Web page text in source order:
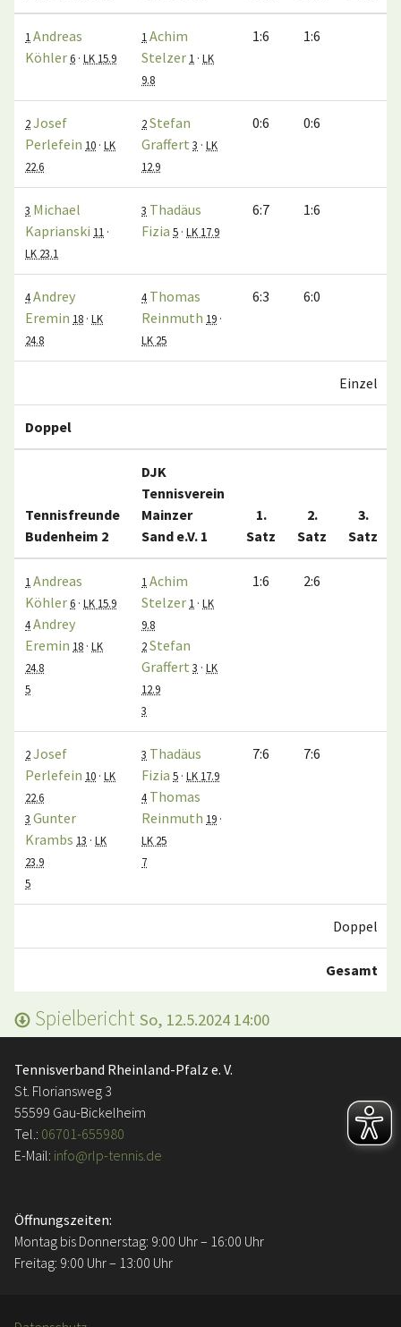
1 Andreas
Köhler6 · LK 15.9
1 Achim
Stelzer 1 · LK
9.8
1:6 1:6
2Josef
Perlefein 10 · LK
22.6
2Stefan
Graffert 3 · LK
12.9
0:6 0:6
3 Michael
Kaprianski 11 ·
LK 23.1
3 Thadäus
Fizia 5 · LK 17.9
6:7 1:6
4Andrey
Eremin 18 · LK
24.8
4 Thomas
Reinmuth 19 ·
LK 25
6:3 6:0
Einzel
Doppel
Tennisfreunde
Budenheim 2
DJK
Tennisverein
Mainzer
Sand e.V. 1
1.
Satz
2.
Satz
3.
Satz
1 Andreas
Köhler6 · LK 15.9
4Andrey
Eremin 18 · LK
24.8
5
1 Achim
Stelzer 1 · LK
9.8
2Stefan
Graffert 3 · LK
12.9
3
1:6 2:6
2Josef
Perlefein 10 · LK
22.6
3 Gunter
Krambs 13 · LK
23.9
5
3 Thadäus
Fizia 5 · LK 17.9
4 Thomas
Reinmuth 19 ·
LK 25
7
7:6 7:6
Doppel
Gesamt
Spielbericht So, 12.5.2024 14:00
Tennisverband Rheinland-Pfalz e. V.
St. Floriansweg 3
55599 Gau-Bickelheim
Tel.: 06701-655980
E-Mail: info@rlp-tennis.de
Öffnungszeiten:
Montag bis Donnerstag: 9:00 Uhr – 16:00 Uhr
Freitag: 9:00 Uhr – 13:00 Uhr